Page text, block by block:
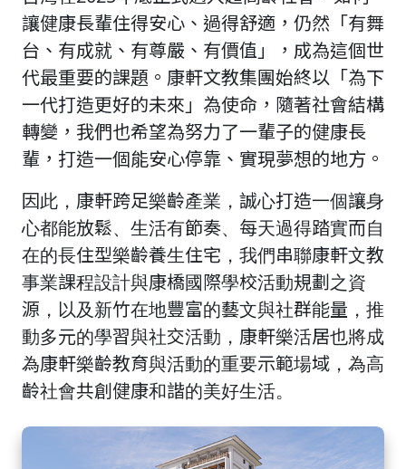
讓健康長輩住得安心、過得舒適，仍然「有舞
台、有成就、有尊嚴、有價值」，成為這個世
代最重要的課題。康軒文教集團始終以「為下
一代打造更好的未來」為使命，隨著社會結構
轉變，我們也希望為努力了一輩子的健康長
輩，打造一個能安心停靠、實現夢想的地方。
因此，康軒跨足樂齡產業，誠心打造一個讓身
心都能放鬆、生活有節奏、每天過得踏實而自
在的長住型樂齡養生住宅，我們串聯康軒文教
事業課程設計與康橋國際學校活動規劃之資
源，以及新竹在地豐富的藝文與社群能量，推
動多元的學習與社交活動，康軒樂活居也將成
為康軒樂齡教育與活動的重要示範場域，為高
齡社會共創健康和諧的美好生活。